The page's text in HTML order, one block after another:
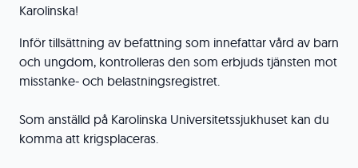
Karolinska!
Inför tillsättning av befattning som innefattar vård av barn
och ungdom, kontrolleras den som erbjuds tjänsten mot
misstanke- och belastningsregistret.
Som anställd på Karolinska Universitetssjukhuset kan du
komma att krigsplaceras.